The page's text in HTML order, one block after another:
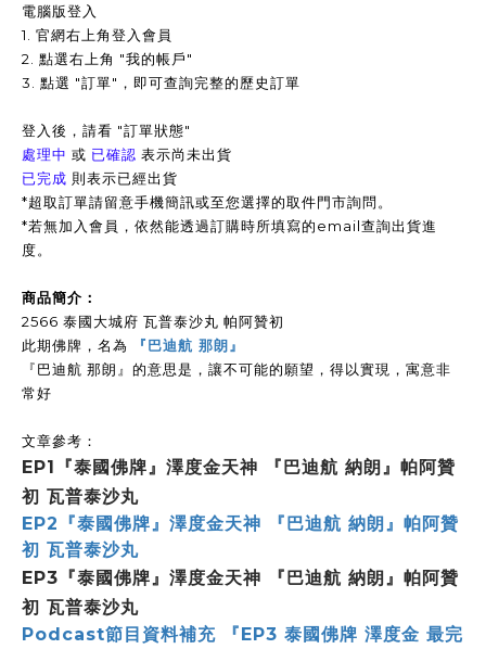
電腦版登入
1. 官網右上角登入會員
2. 點選右上角 "我的帳戶"
3. 點選 "訂單"，即可查詢完整的歷史訂單
登入後，請看 "訂單狀態"
處理中 或 已確認 表示尚未出貨
已完成 則表示已經出貨
*超取訂單請留意手機簡訊或至您選擇的取件門市詢問。
*若無加入會員，依然能透過訂購時所填寫的email查詢出貨進
度。
商品簡介：
2566 泰國大城府 瓦普泰沙丸 帕阿贊初
此期佛牌，名為
『巴迪航 那朗』
『巴迪航 那朗』的意思是，讓不可能的願望，得以實現，寓意非
常好
文章參考：
EP1『泰國佛牌』澤度金天神 『巴迪航 納朗』帕阿贊
初 瓦普泰沙丸
EP2『泰國佛牌』澤度金天神 『巴迪航 納朗』帕阿贊
初 瓦普泰沙丸
EP3『泰國佛牌』澤度金天神 『巴迪航 納朗』帕阿贊
初 瓦普泰沙丸
Podcast節目資料補充 『EP3 泰國佛牌 澤度金 最完